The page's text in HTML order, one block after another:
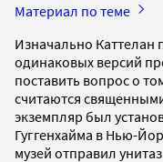
Материал по теме
Изначально Каттелан
одинаковых версий
поставить вопрос о
считаются
экземпляр был
Гуггенхайма в Нью-
музей отправил